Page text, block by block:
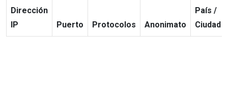
Dirección
IP
Puerto Protocolos Anonimato
País /
Ciudad